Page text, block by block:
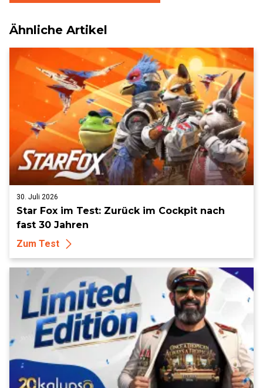
Ähnliche Artikel
30. Juli 2026
Star Fox im Test: Zurück im Cockpit nach
fast 30 Jahren
Zum Test